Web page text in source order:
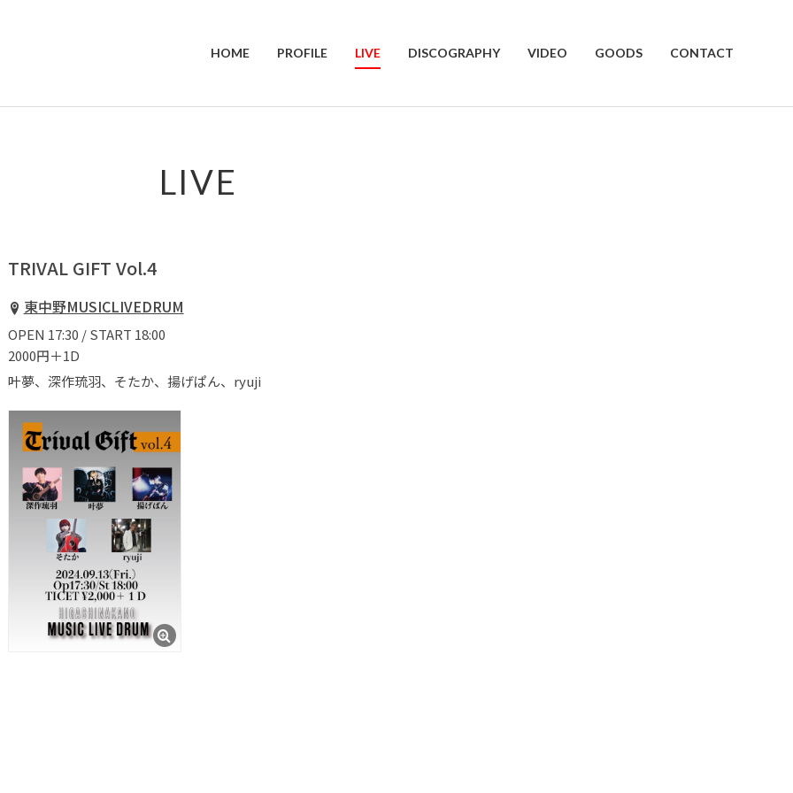
HOME PROFILE LIVE DISCOGRAPHY VIDEO GOODS CONTACT
LIVE
TRIVAL GIFT Vol.4
東中野MUSICLIVEDRUM
OPEN 17:30 / START 18:00
2000円＋1D
叶夢、深作琉羽、そたか、揚げぱん、ryuji